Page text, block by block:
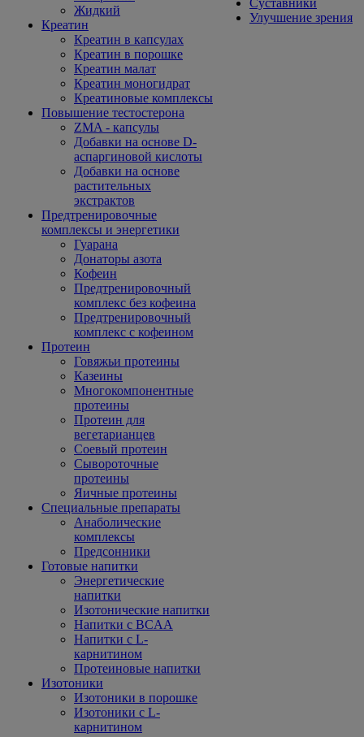
Жидкий
Креатин
Креатин в капсулах
Креатин в порошке
Креатин малат
Креатин моногидрат
Креатиновые комплексы
Повышение тестостерона
ZMA - капсулы
Добавки на основе D-
аспаргиновой кислоты
Добавки на основе
растительных
экстрактов
Предтренировочные
комплексы и энергетики
Гуарана
Донаторы азота
Кофеин
Предтренировочный
комплекс без кофеина
Предтренировочный
комплекс с кофеином
Протеин
Говяжьи протеины
Казеины
Многокомпонентные
протеины
Протеин для
вегетарианцев
Соевый протеин
Сывороточные
протеины
Яичные протеины
Специальные препараты
Анаболические
комплексы
Предсонники
Готовые напитки
Энергетические
напитки
Изотонические напитки
Напитки с BCAA
Напитки с L-
карнитином
Протеиновые напитки
Изотоники
Изотоники в порошке
Изотоники с L-
карнитином
Суставники
Улучшение зрения